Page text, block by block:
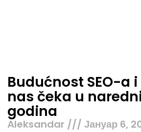
Budućnost SEO-a i
nas čeka u
godina
Aleksandar Јануар 6,